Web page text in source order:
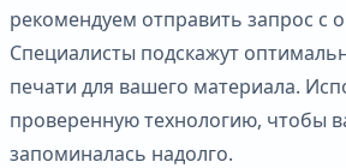
рекомендуем отправить запрос с
Специалисты подскажут
печати для вашего материала.
проверенную технологию, чтобы
запоминалась надолго.